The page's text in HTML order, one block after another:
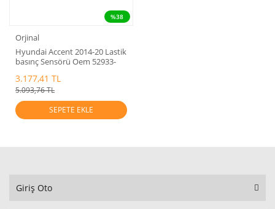
%38
Orjinal
Hyundai Accent 2014-20 Lastik
basınç Sensörü Oem 52933-
3.177,41 TL
5.093,76 TL
SEPETE EKLE
Giriş Oto